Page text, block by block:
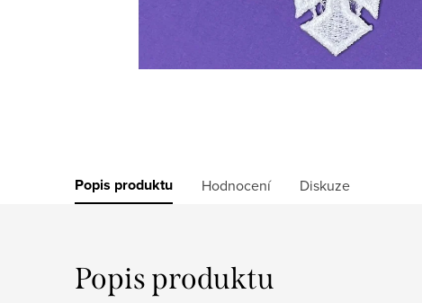
Popis produktu Hodnocení Diskuze
Popis produktu